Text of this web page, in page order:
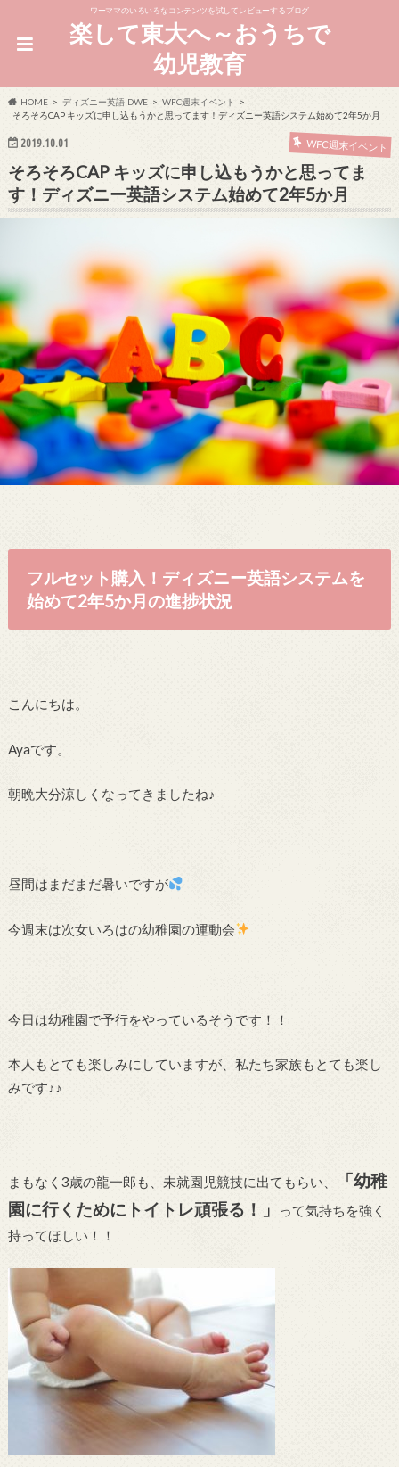
ワーママのいろいろなコンテンツを試してレビューするブログ
楽して東大へ～おうちで
幼児教育
HOME ディズニー英語-DWE
WFC週末イベント
そろそろCAP キッズに申し込もうかと思ってます！ディズニー英語システム始めて2年5か月
2019.10.01 WFC週末イベント
そろそろCAP キッズに申し込もうかと思ってま
す！ディズニー英語システム始めて2年5か月
フルセット購入！ディズニー英語システムを
始めて2年5か月の進捗状況
こんにちは。
Ayaです。
朝晩大分涼しくなってきましたね♪
昼間はまだまだ暑いですが
今週末は次女いろはの幼稚園の運動会
今日は幼稚園で予行をやっているそうです！！
本人もとても楽しみにしていますが、私たち家族もとても楽し
みです♪♪
まもなく3歳の龍一郎も、未就園児競技に出てもらい、
「幼稚
園に行くためにトイトレ頑張る！」
って気持ちを強く
持ってほしい！！